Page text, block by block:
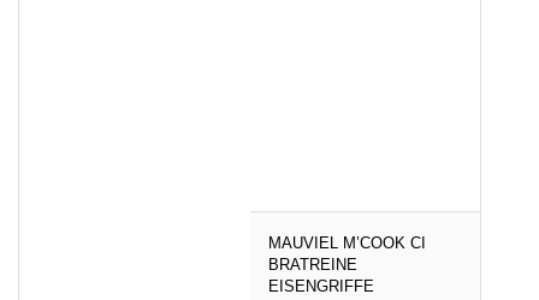
MAUVIEL M’COOK CI
BRATREINE
EISENGRIFFE